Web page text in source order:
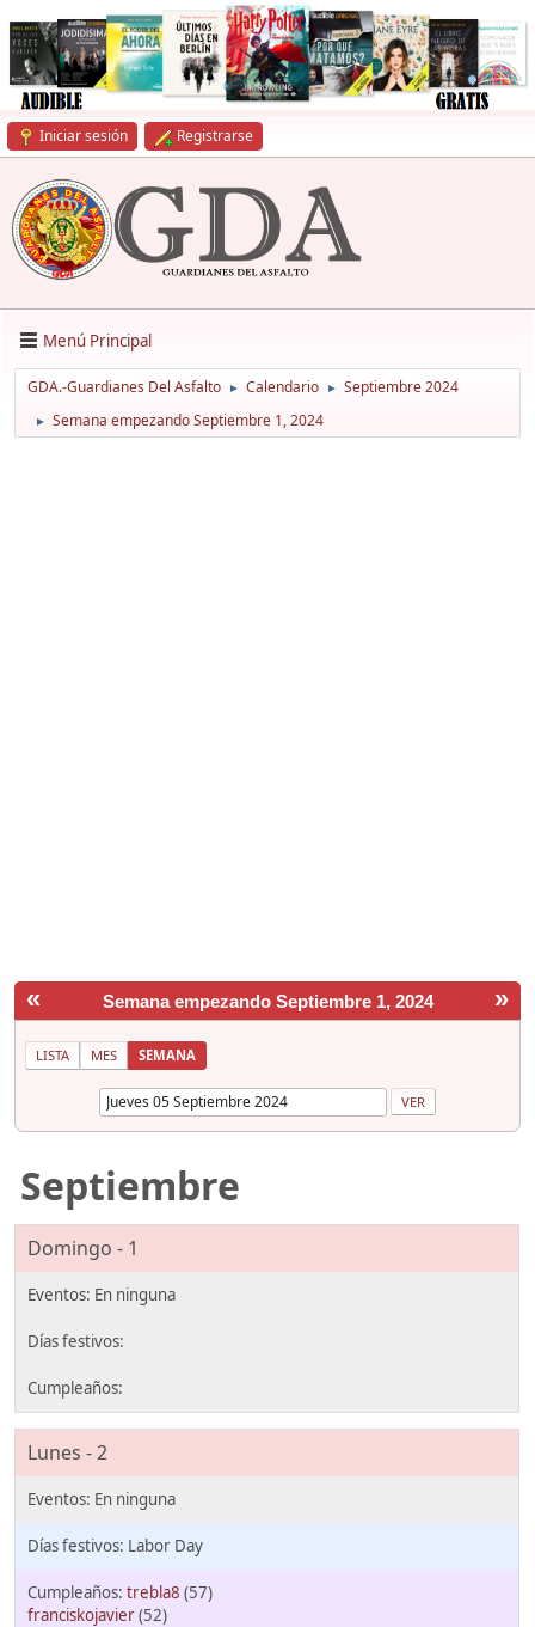
Iniciar sesión Registrarse
Menú Principal
GDA.-Guardianes Del Asfalto ► Calendario ► Septiembre 2024
► Semana empezando Septiembre 1, 2024
« »
Semana empezando Septiembre 1, 2024
LISTA MES SEMANA
Septiembre
Domingo - 1
Lunes - 2
Labor Day
trebla8 (57)
franciskojavier(52)